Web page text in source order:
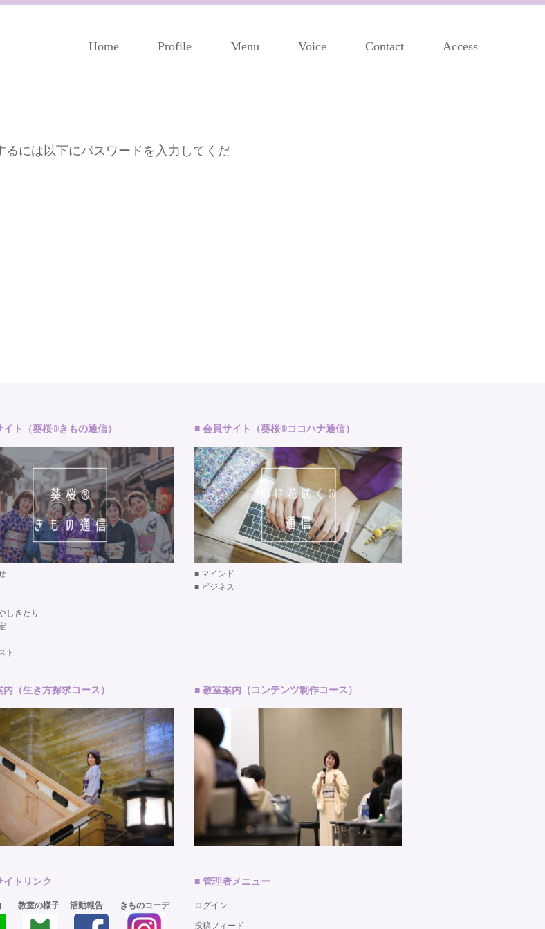
Home Profile Menu Voice Contact Access
には以下にパスワードを入力してくだ
イト（葵桜®きもの通信）
しきたり
ト
■ 会員サイト（葵桜®ココハナ通信）
■ マインド
■ ビジネス
内（生き方探求コース） ■ 教室案内（コンテンツ制作コース）
イトリンク
教室の様子 活動報告 きものコーデ
■ 管理者メニュー
ログイン
投稿フィード